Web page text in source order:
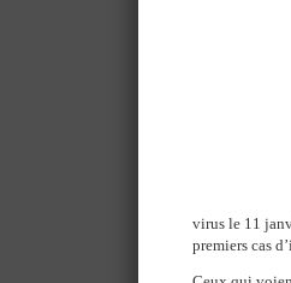
virus le 11
premiers cas